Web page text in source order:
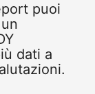
puoi
dati a